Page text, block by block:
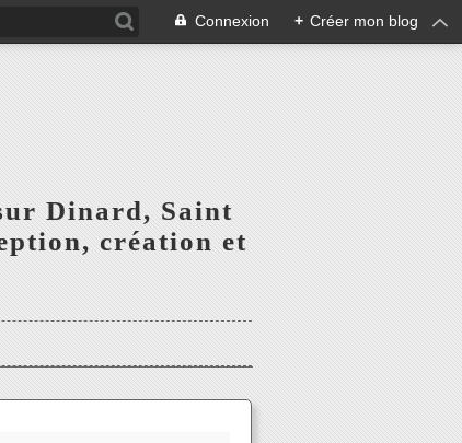
Connexion + Créer mon blog
Dinard, Saint
création et